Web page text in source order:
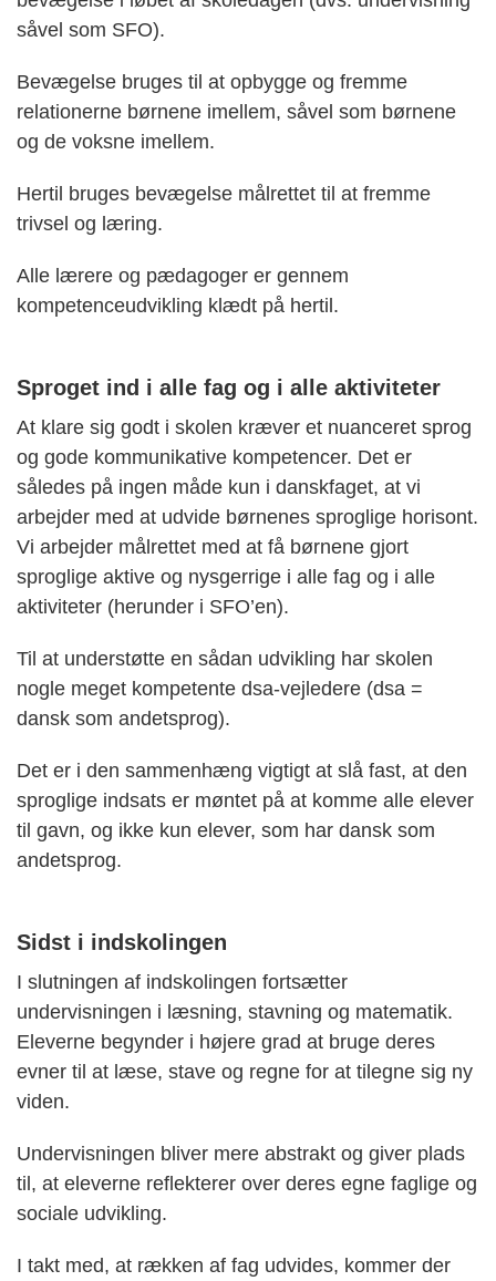
såvel som SFO).
Bevægelse bruges til at opbygge og fremme
relationerne børnene imellem, såvel som børnene
og de voksne imellem.
Hertil bruges bevægelse målrettet til at fremme
trivsel og læring.
Alle lærere og pædagoger er gennem
kompetenceudvikling klædt på hertil.
Sproget ind i alle fag og i alle aktiviteter
At klare sig godt i skolen kræver et nuanceret sprog
og gode kommunikative kompetencer. Det er
således på ingen måde kun i danskfaget, at vi
arbejder med at udvide børnenes sproglige horisont.
Vi arbejder målrettet med at få børnene gjort
sproglige aktive og nysgerrige i alle fag og i alle
aktiviteter (herunder i SFO’en).
Til at understøtte en sådan udvikling har skolen
nogle meget kompetente dsa-vejledere (dsa =
dansk som andetsprog).
Det er i den sammenhæng vigtigt at slå fast, at den
sproglige indsats er møntet på at komme alle elever
til gavn, og ikke kun elever, som har dansk som
andetsprog.
Sidst i indskolingen
I slutningen af indskolingen fortsætter
undervisningen i læsning, stavning og matematik.
Eleverne begynder i højere grad at bruge deres
evner til at læse, stave og regne for at tilegne sig ny
viden.
Undervisningen bliver mere abstrakt og giver plads
til, at eleverne reflekterer over deres egne faglige og
sociale udvikling.
I takt med, at rækken af fag udvides, kommer der